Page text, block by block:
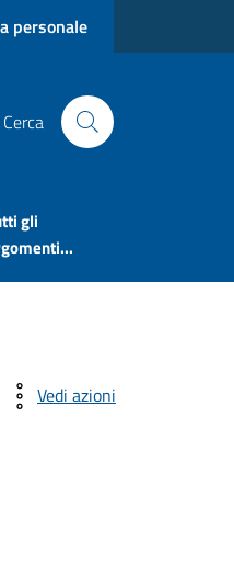
personale
Cerca
gli
Vedi azioni